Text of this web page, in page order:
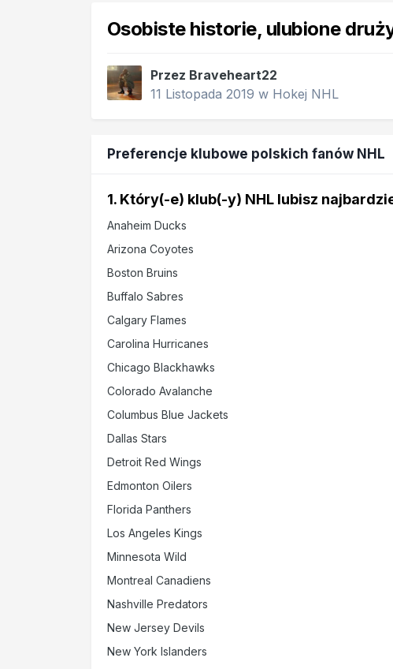
Osobiste historie, ulubione
Przez Braveheart22
11 Listopada 2019 w Hokej NHL
Preferencje klubowe polskich fanów NHL
1. Który(-e) klub(-y) NHL lubisz
Anaheim Ducks
Arizona Coyotes
Boston Bruins
Buffalo Sabres
Calgary Flames
Carolina Hurricanes
Chicago Blackhawks
Colorado Avalanche
Columbus Blue Jackets
Dallas Stars
Detroit Red Wings
Edmonton Oilers
Florida Panthers
Los Angeles Kings
Minnesota Wild
Montreal Canadiens
Nashville Predators
New Jersey Devils
New York Islanders